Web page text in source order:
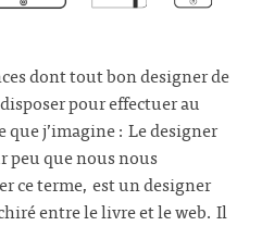
dont tout bon designer de
pour effectuer au
j’imagine : Le designer
peu que nous nous
ce terme, est un designer
entre le livre et le web. Il